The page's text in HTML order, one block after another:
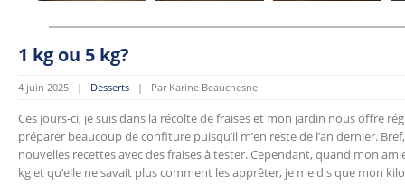
1 kg ou 5 kg?
4 juin 2025 | Desserts | Par Karine Beauchesne
Ces jours-ci, je suis dans la récolte de fraises et mon jardin nous offre
préparer beaucoup de confiture puisqu’il m’en reste de l’an dernier.
nouvelles recettes avec des fraises à tester. Cependant, quand mon
kg et qu’elle ne savait plus comment les apprêter, je me dis que mon